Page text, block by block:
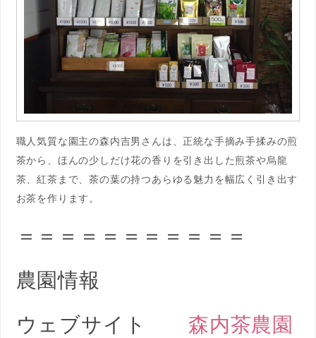
職人気質な園主の森内吉男さんは、正統な手摘み手揉みの煎
茶から、ほんの少しだけ花の香りを引き出した煎茶や烏龍
茶、紅茶まで、茶の葉の持つあらゆる魅力を幅広く引き出す
お茶を作ります。
＝＝＝＝＝＝＝＝＝＝＝
農園情報
ウェブサイト 森内茶農園